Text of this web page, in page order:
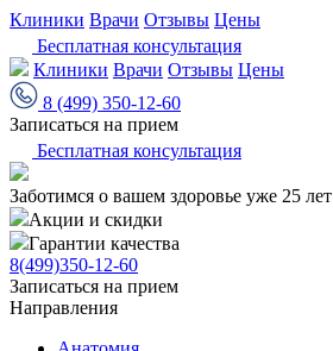
Клиники Врачи Отзывы Цены
Бесплатная консультация
Клиники Врачи Отзывы Цены
8 (499) 350-12-60
Записаться на прием
Бесплатная консультация
Заботимся о вашем здоровье уже 25 лет
Акции и скидки
Гарантии качества
8(499)350-12-60
Записаться на прием
Направления